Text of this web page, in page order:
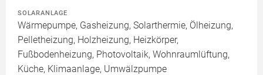
SOLARANLAGE
Wärmepumpe, Gasheizung, Solarthermie, Ölheizung,
Pelletheizung, Holzheizung, Heizkörper,
Fußbodenheizung, Photovoltaik, Wohnraumlüftung,
Küche, Klimaanlage, Umwälzpumpe